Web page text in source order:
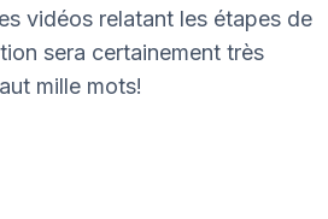
vidéos relatant les étapes de
sera certainement très
mille mots!